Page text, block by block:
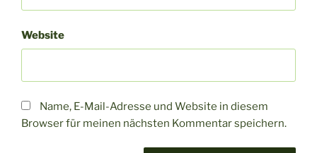
Website
Name, E-Mail-Adresse und Website in diesem
Browser für meinen nächsten Kommentar speichern.